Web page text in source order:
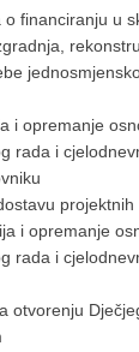
financiranju u
i opremanje
rada i
projektnih
i opremanje
rada i
otvorenju